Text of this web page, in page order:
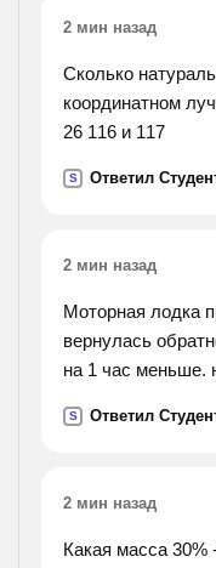
2 мин назад
Сколько
координатном
26 116 и 117
S Ответил
2 мин назад
Моторная лодка
вернулась
на 1 час меньше.
ответ в км/ч
S Ответил
2 мин назад
Какая масса 30%